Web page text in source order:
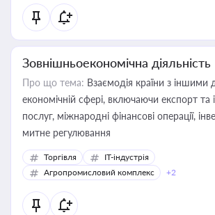
Зовнішньоекономічна діяльність
Про що тема: Взаємодія країни з іншими
економічній сфері, включаючи експорт та
послуг, міжнародні фінансові операції,
митне регулювання
Торгівля
IT-індустрія
Агропромисловий комплекс
+2